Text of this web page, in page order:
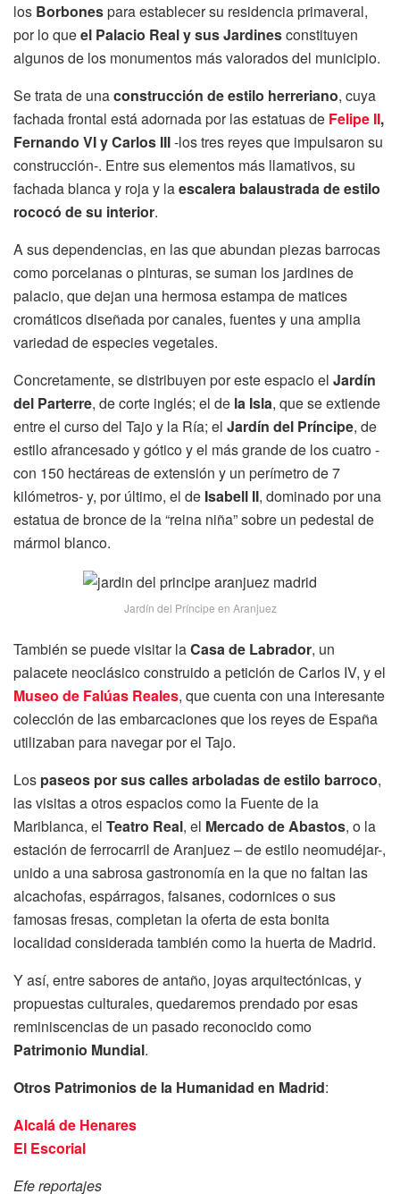
los Borbonespara establecer su residencia primaveral,
por lo queel Palacio Real y sus Jardinesconstituyen
algunos de los monumentos más valorados del municipio.
Se trata de unaconstrucción de estilo herreriano, cuya
fachada frontal está adornada por las estatuas de Felipe II,
Fernando VI y Carlos III-los tres reyes que impulsaron su
construcción-. Entre sus elementos más llamativos, su
fachada blanca y roja y laescalera balaustrada de estilo
rococó de su interior.
A sus dependencias, en las que abundan piezas barrocas
como porcelanas o pinturas, se suman los jardines de
palacio, que dejan una hermosa estampa de matices
cromáticos diseñada por canales, fuentes y una amplia
variedad de especies vegetales.
Concretamente, se distribuyen por este espacio el Jardín
del Parterre, de corte inglés; el de la Isla, que se extiende
entre el curso del Tajo y la Ría; el Jardín del Príncipe, de
estilo afrancesado y gótico y el más grande de los cuatro -
con 150 hectáreas de extensión y un perímetro de 7
kilómetros- y, por último, el de Isabell II, dominado por una
estatua de bronce de la “reina niña” sobre un pedestal de
mármol blanco.
Jardín del Príncipe en Aranjuez
También se puede visitar laCasa de Labrador, un
palacete neoclásico construido a petición de Carlos IV, y el
Museo de Falúas Reales, que cuenta con una interesante
colección de las embarcaciones que los reyes de España
utilizaban para navegar por el Tajo.
Los paseos por sus calles arboladas de estilo barroco,
las visitas a otros espacios como la Fuente de la
Mariblanca, el Teatro Real, el Mercado de Abastos, o la
estación de ferrocarril de Aranjuez – de estilo neomudéjar-,
unido a una sabrosa gastronomía en la que no faltan las
alcachofas, espárragos, faisanes, codornices o sus
famosas fresas, completan la oferta de esta bonita
localidad considerada también como la huerta de Madrid.
Y así, entre sabores de antaño, joyas arquitectónicas, y
propuestas culturales, quedaremos prendado por esas
reminiscencias de un pasado reconocido como
Patrimonio Mundial.
Otros Patrimonios de la Humanidad en Madrid:
Alcalá de Henares
El Escorial
Efe reportajes